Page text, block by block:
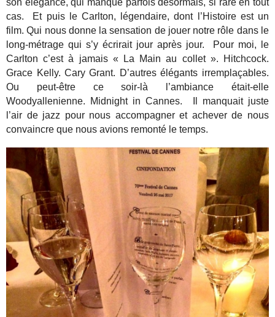
son élégance, qui manque parfois désormais, si rare en tout
cas. Et puis le Carlton, légendaire, dont l’Histoire est un
film. Qui nous donne la sensation de jouer notre rôle dans le
long-métrage qui s’y écrirait jour après jour. Pour moi, le
Carlton c’est à jamais « La Main au collet ». Hitchcock.
Grace Kelly. Cary Grant. D’autres élégants irremplaçables.
Ou peut-être ce soir-là l’ambiance était-elle
Woodyallenienne. Midnight in Cannes. Il manquait juste
l’air de jazz pour nous accompagner et achever de nous
convaincre que nous avions remonté le temps.